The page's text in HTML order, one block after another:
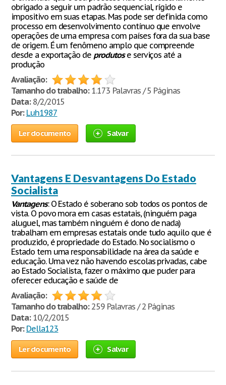
obrigado a seguir um padrão sequencial, rígido e
impositivo em suas etapas. Mas pode ser definida como
processo em desenvolvimento contínuo que envolve
operações de uma empresa com países fora da sua base
de origem. É um fenômeno amplo que compreende
desde a exportação de produtose serviços até a
produção
Avaliação:
Tamanho do trabalho:1.173 Palavras / 5 Páginas
Data:8/2/2015
Por: Luh1987
Ler documento Salvar
Vantagens E Desvantagens Do Estado
Socialista
Vantagens: O Estado é soberano sob todos os pontos de
vista. O povo mora em casas estatais, (ninguém paga
aluguel, mas também ninguém é dono de nada)
trabalham em empresas estatais onde tudo aquilo que é
produzido, é propriedade do Estado. No socialismo o
Estado tem uma responsabilidade na área da saúde e
educação. Uma vez não havendo escolas privadas, cabe
ao Estado Socialista, fazer o máximo que puder para
oferecer educação e saúde de
Avaliação:
Tamanho do trabalho:259 Palavras / 2 Páginas
Data:10/2/2015
Por: Della123
Ler documento Salvar